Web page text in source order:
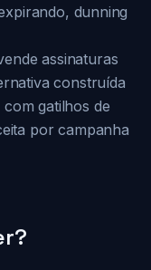
dunning
assinaturas
construída
gatilhos de
por campanha